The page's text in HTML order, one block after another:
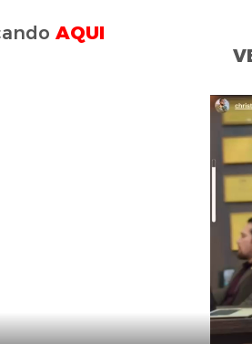
AQUI